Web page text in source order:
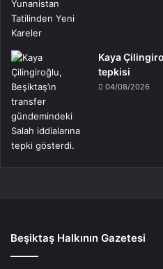
Kaya
tepkisi
04/08/2026
Beşiktaş Halkının Gazetesi